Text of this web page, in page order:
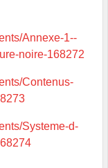
Annexe-1--
noire-168272
Contenus-
Systeme-d-